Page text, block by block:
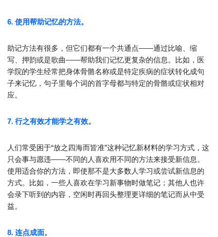
6. 使用帮助记忆的方法。
助记方法有很多，但它们都有一个共通点——通过比喻、缩
写、押韵或是歌曲——帮助我们记忆更复杂的信息。比如，医
学院的学生经常把身体骨骼名称或是特定疾病的症状转化成句
子来记忆，句子里每个词的首字母都与特定的骨骼或症状相对
应。
7. 行之有效才能学之有效。
人们常受困于“放之四海而皆准”这种记忆新材料的学习方式，这
只会事与愿违——不同的人喜欢用不同的方法来接受新信息。
使用适合你的方法，即使那不是大多数人学习或尝试新信息的
方式。比如，一些人喜欢在学习新事物时做笔记；其他人也许
会录下听到的内容，空闲时再回头整理更详细的笔记而从中受
益。
8. 连点成面。